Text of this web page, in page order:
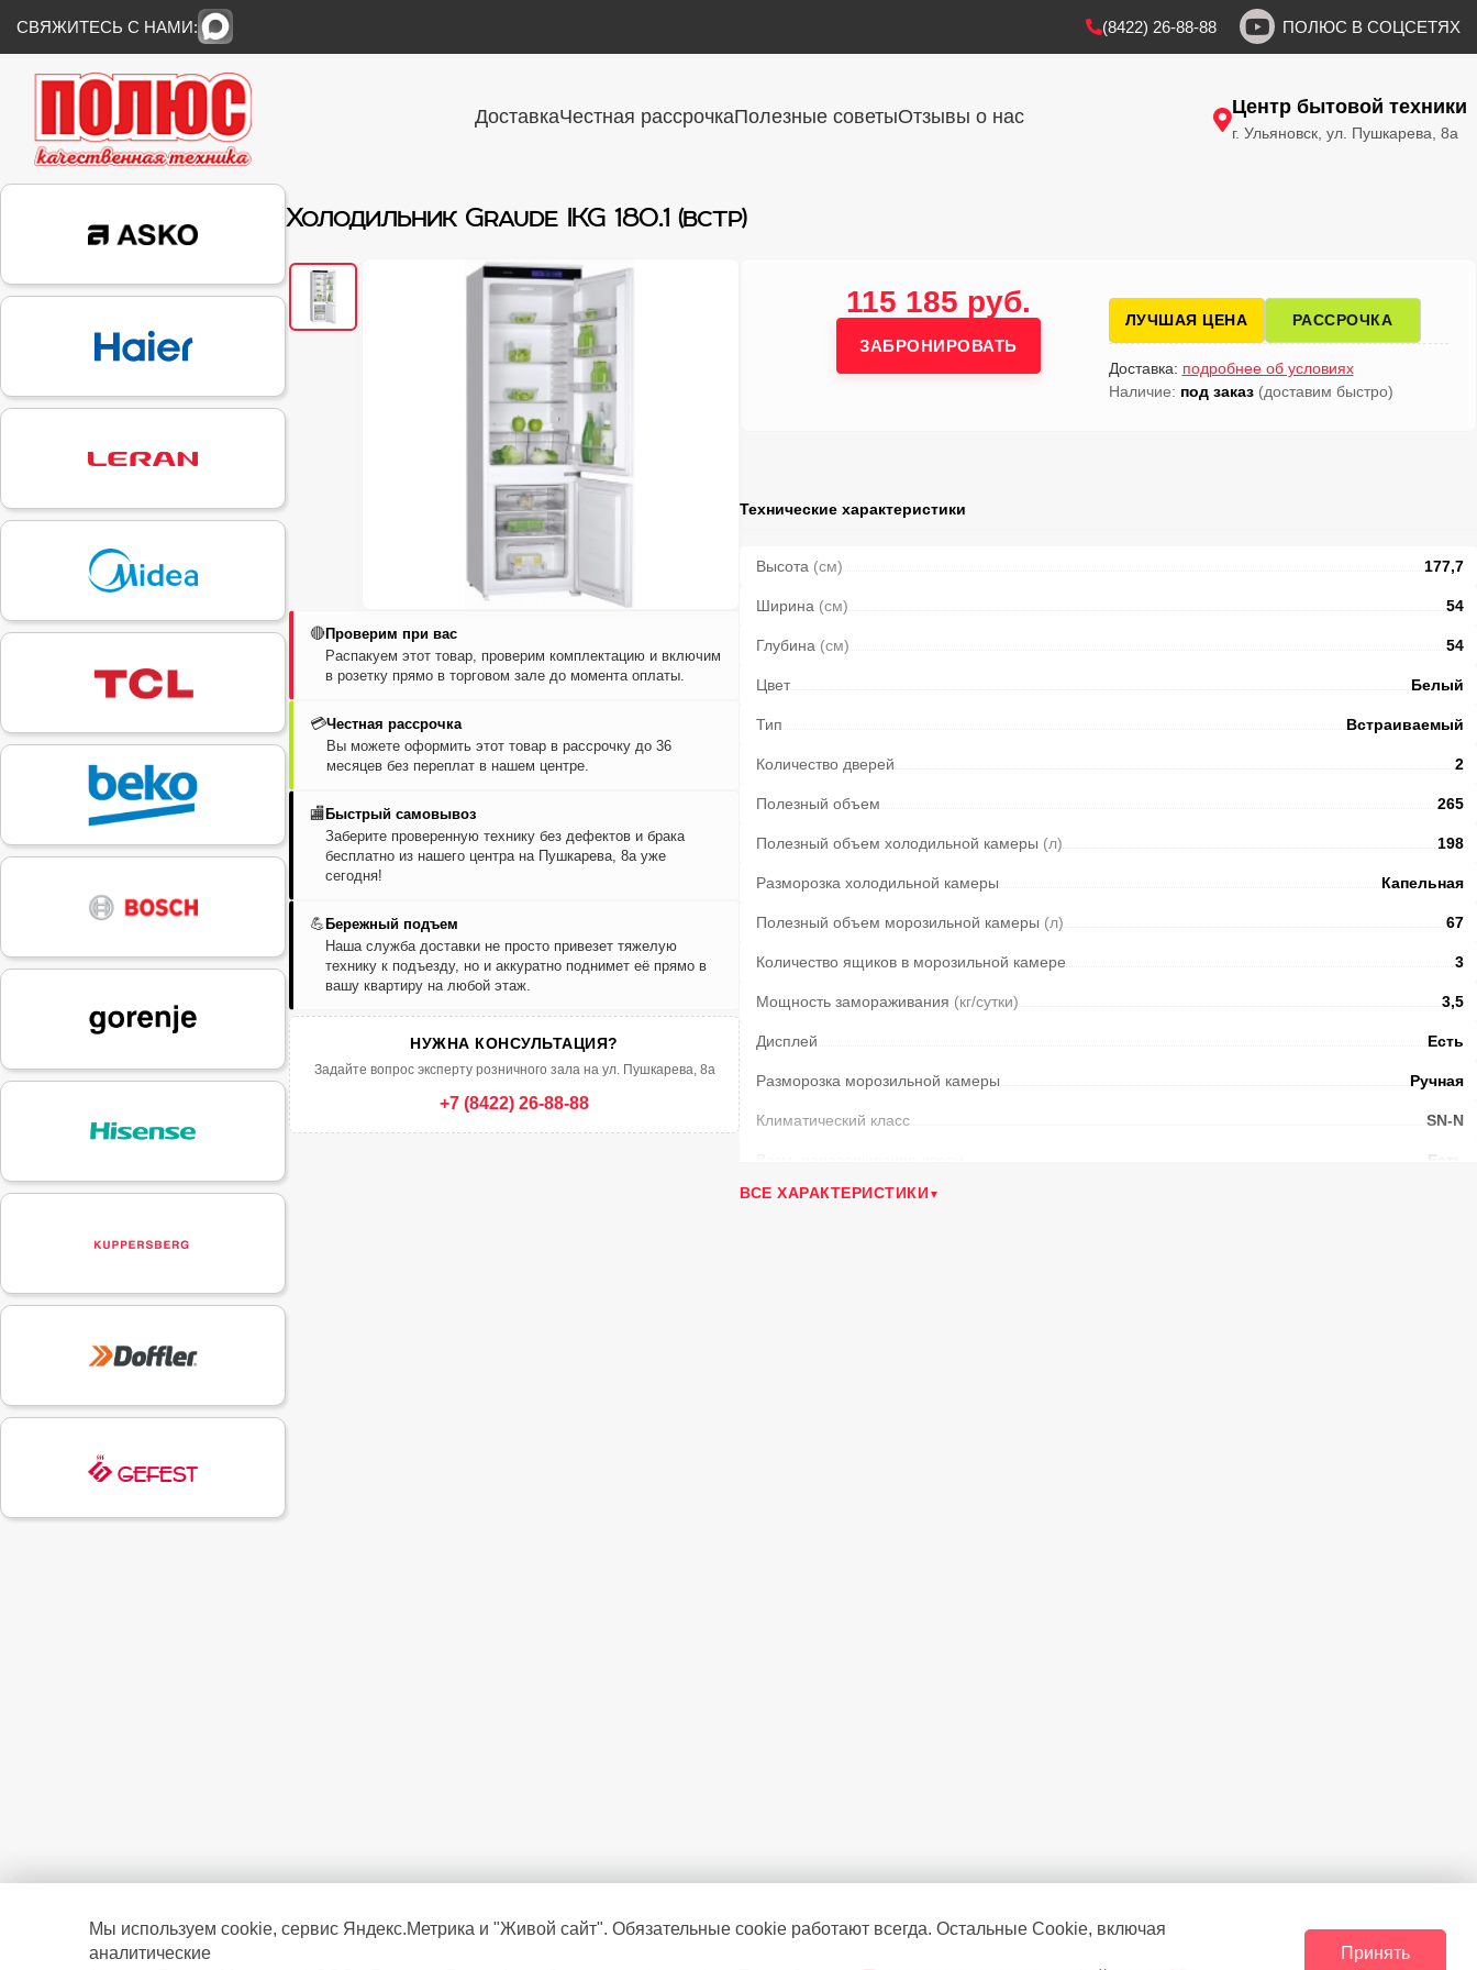
СВЯЖИТЕСЬ С НАМИ: (8422) 26-88-88 ПОЛЮС В СОЦСЕТЯХ
ДоставкаЧестная рассрочкаПолезные советыОтзывы о нас Центр бытовой техники
г. Ульяновск, ул. Пушкарева, 8а
Холодильник Graude IKG 180.1 (встр)
🔴Проверим при вас
Распакуем этот товар, проверим комплектацию и включим
в розетку прямо в торговом зале до момента оплаты.
💳Честная рассрочка
Вы можете оформить этот товар в рассрочку до 36
месяцев без переплат в нашем центре.
🏬 Быстрый самовывоз
Заберите проверенную технику без дефектов и брака
бесплатно из нашего центра на Пушкарева, 8а уже
сегодня!
💪 Бережный подъем
Наша служба доставки не просто привезет тяжелую
технику к подъезду, но и аккуратно поднимет её прямо в
вашу квартиру на любой этаж.
НУЖНА КОНСУЛЬТАЦИЯ?
Задайте вопрос эксперту розничного зала на ул. Пушкарева, 8а
+7 (8422) 26-88-88
115 185 руб.
ЗАБРОНИРОВАТЬ
ЛУЧШАЯ ЦЕНА РАССРОЧКА
Доставка: подробнее об условиях
Наличие: под заказ(доставим быстро)
Технические характеристики
Высота (см) 177,7
Ширина (см) 54
Глубина (см) 54
Цвет Белый
Тип Встраиваемый
Количество дверей 2
Полезный объем 265
Полезный объем холодильной камеры (л) 198
Разморозка холодильной камеры Капельная
Полезный объем морозильной камеры (л) 67
Количество ящиков в морозильной камере 3
Мощность замораживания (кг/сутки) 3,5
Дисплей Есть
Разморозка морозильной камеры Ручная
Климатический класс SN-N
Есть
Тип управления
ВСЕ ХАРАКТЕРИСТИКИ
Мы используем cookie, сервис Яндекс.Метрика и "Живой сайт". Обязательные cookie работают всегда. Остальные Сookie, включая
аналитические
Принять